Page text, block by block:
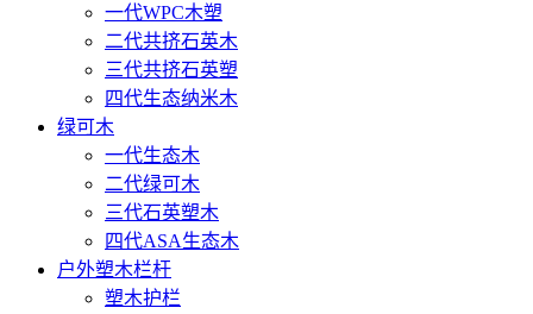
一代WPC木塑
二代共挤石英木
三代共挤石英塑
四代生态纳米木
绿可木
一代生态木
二代绿可木
三代石英塑木
四代ASA生态木
户外塑木栏杆
塑木护栏